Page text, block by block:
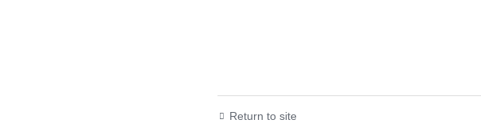
Return to site